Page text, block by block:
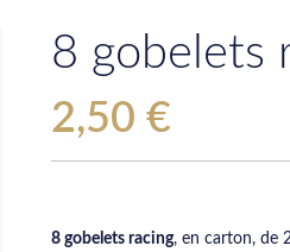
8 gobelets
2,50 €
8 gobelets racing, en carton, de